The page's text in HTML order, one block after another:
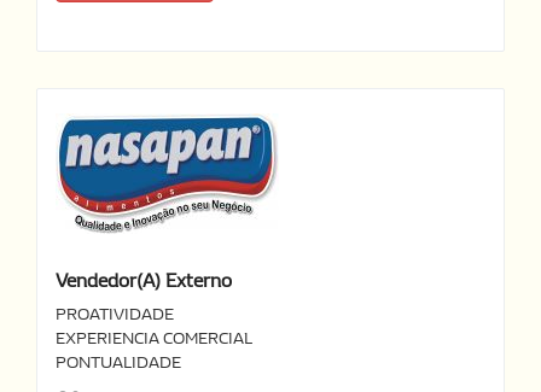
Vendedor(a) Externo
PROATIVIDADE
EXPERIENCIA COMERCIAL
PONTUALIDADE